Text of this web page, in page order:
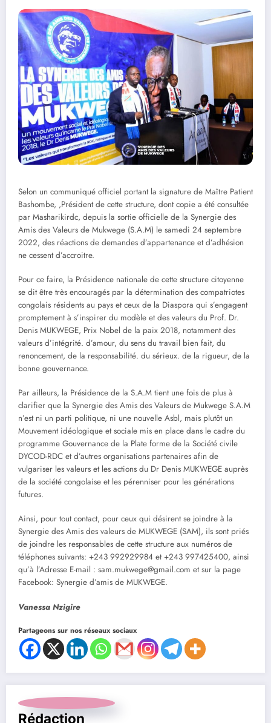
Selon un communiqué officiel portant la signature de Maître Patient
Bashombe, ,Président de cette structure, dont copie a été consultée
par Masharikirdc, depuis la sortie officielle de la Synergie des
Amis des Valeurs de Mukwege (S.A.M) le samedi 24 septembre
2022, des réactions de demandes d’appartenance et d’adhésion
ne cessent d’accroitre.
Pour ce faire, la Présidence nationale de cette structure citoyenne
se dit être très encouragés par la détermination des compatriotes
congolais résidents au pays et ceux de la Diaspora qui s’engagent
promptement à s’inspirer du modèle et des valeurs du Prof. Dr.
Denis MUKWEGE, Prix Nobel de la paix 2018, notamment des
valeurs d’intégrité. d’amour, du sens du travail bien fait, du
renoncement, de la responsabilité. du sérieux. de la rigueur, de la
bonne gouvernance.
Par ailleurs, la Présidence de la S.A.M tient une fois de plus à
clarifier que la Synergie des Amis des Valeurs de Mukwege S.A.M
n’est ni un parti politique, ni une nouvelle Asbl, mais plutôt un
Mouvement idéologique et sociale mis en place dans le cadre du
programme Gouvernance de la Plate forme de la Société civile
DYCOD-RDC et d’autres organisations partenaires afin de
vulgariser les valeurs et les actions du Dr Denis MUKWEGE auprès
de la société congolaise et les pérenniser pour les générations
futures.
Ainsi, pour tout contact, pour ceux qui désirent se joindre à la
Synergie des Amis des valeurs de MUKWEGE (SAM), ils sont priés
de joindre les responsables de cette structure aux numéros de
téléphones suivants: +243 992929984 et +243 997425400, ainsi
qu’à l’Adresse E-mail : sam.mukwege@gmail.com et sur la page
Facebook: Synergie d’amis de MUKWEGE.
Vanessa Nzigire
Partageons sur nos réseaux sociaux
Rédaction